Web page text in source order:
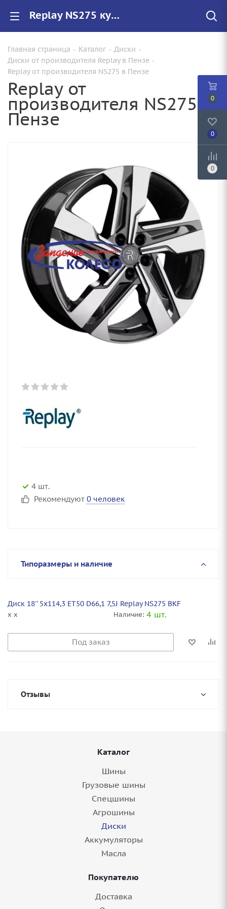
Replay NS275 купить в Пензе, низкие цены на автомобильные диски
Главная страница - Каталог - Диски -
Диски от производителя Replay в Пензе -
Replay от производителя NS275 в Пензе
Replay от
производителя NS275 в
Пензе
4 шт.
Рекомендуют 0 человек
Типоразмеры и наличие
Диск 18'' 5x114,3 ET50 D66,1 7,5J Replay NS275 BKF
x x Наличие: 4 шт.
Под заказ
Отзывы
Каталог
Шины
Грузовые шины
Спецшины
Агрошины
Диски
Аккумуляторы
Масла
Покупателю
Доставка
0
0
0